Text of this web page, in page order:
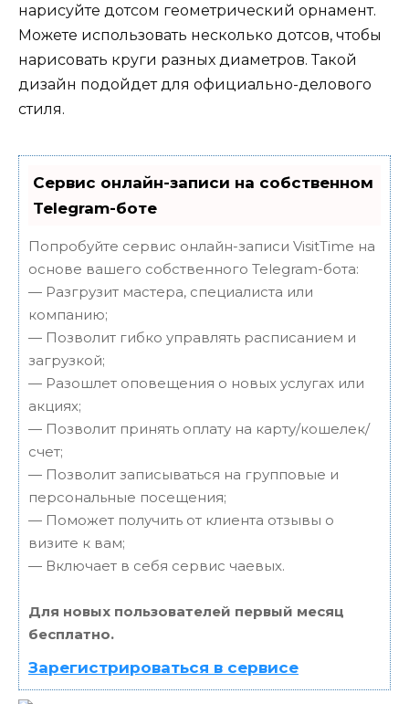
нарисуйте дотсом геометрический орнамент.
Можете использовать несколько дотсов, чтобы
нарисовать круги разных диаметров. Такой
дизайн подойдет для официально-делового
стиля.
Сервис онлайн-записи на собственном
Telegram-боте
Попробуйте сервис онлайн-записи VisitTime на
основе вашего собственного Telegram-бота:
— Разгрузит мастера, специалиста или
компанию;
— Позволит гибко управлять расписанием и
загрузкой;
— Разошлет оповещения о новых услугах или
акциях;
— Позволит принять оплату на карту/кошелек/
счет;
— Позволит записываться на групповые и
персональные посещения;
— Поможет получить от клиента отзывы о
визите к вам;
— Включает в себя сервис чаевых.
Для новых пользователей первый месяц
бесплатно.
Зарегистрироваться в сервисе